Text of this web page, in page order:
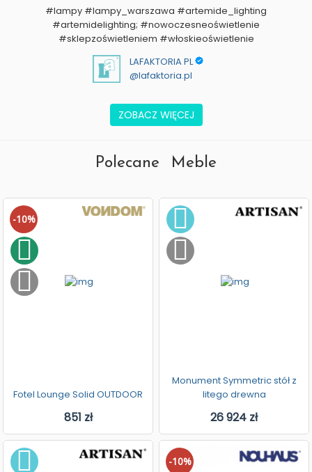
#lampy #lampy_warszawa #artemide_lighting
#artemidelighting; #nowoczesneoświetlenie
#sklepzoświetleniem #włoskieoświetlenie
LAFAKTORIA PL
@lafaktoria.pl
ZOBACZ WIĘCEJ
Polecane Meble
-10%
Fotel Lounge Solid OUTDOOR
851 zł
Monument Symmetric stół z
litego drewna
26 924 zł
-10%